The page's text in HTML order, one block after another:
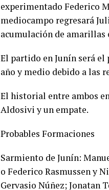
experimentado Federico
mediocampo regresará
acumulación de amarillas
El partido en Junín será el
año y medio debido a las
El historial entre ambos
Aldosivi y un empate.
Probables Formaciones
Sarmiento de Junín:
o Federico Rasmussen y
Gervasio Núñez; Jonatan